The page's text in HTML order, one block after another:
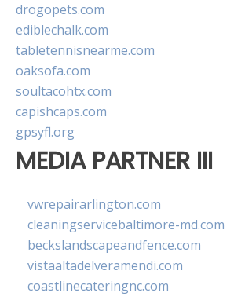
drogopets.com
ediblechalk.com
tabletennisnearme.com
oaksofa.com
soultacohtx.com
capishcaps.com
gpsyfl.org
MEDIA PARTNER III
vwrepairarlington.com
cleaningservicebaltimore-md.com
beckslandscapeandfence.com
vistaaltadelveramendi.com
coastlinecateringnc.com